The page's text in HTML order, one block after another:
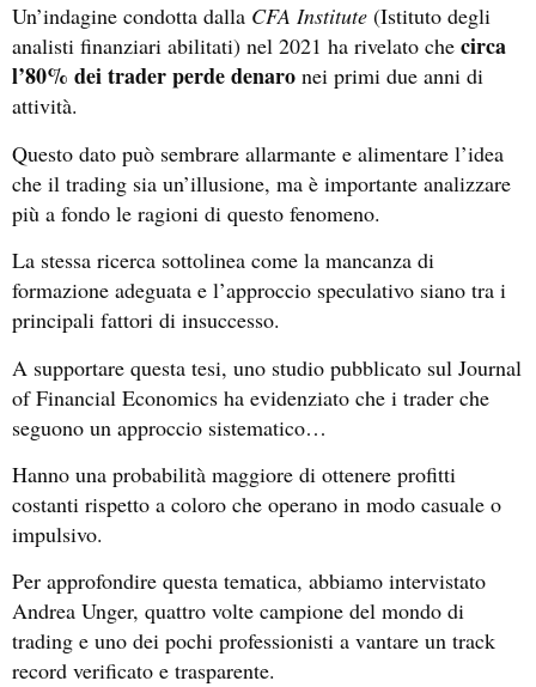
Un’indagine condotta dalla CFA Institute (Istituto degli
analisti finanziari abilitati) nel 2021 ha rivelato che circa
l’80% dei trader perde denaro nei primi due anni di
attività.
Questo dato può sembrare allarmante e alimentare l’idea
che il trading sia un’illusione, ma è importante analizzare
più a fondo le ragioni di questo fenomeno.
La stessa ricerca sottolinea come la mancanza di
formazione adeguata e l’approccio speculativo siano tra i
principali fattori di insuccesso.
A supportare questa tesi, uno studio pubblicato sul Journal
of Financial Economics ha evidenziato che i trader che
seguono un approccio sistematico…
Hanno una probabilità maggiore di ottenere profitti
costanti rispetto a coloro che operano in modo casuale o
impulsivo.
Per approfondire questa tematica, abbiamo intervistato
Andrea Unger, quattro volte campione del mondo di
trading e uno dei pochi professionisti a vantare un track
record verificato e trasparente.